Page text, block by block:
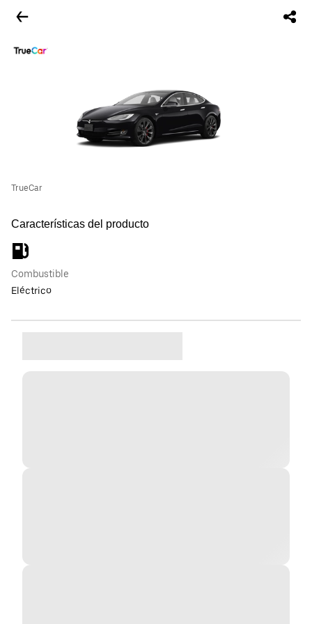
TrueCar
Características del producto
Combustible
Eléctrico